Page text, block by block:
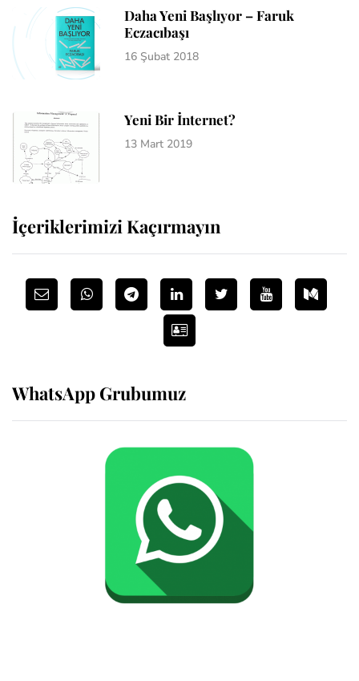
Daha Yeni Başlıyor – Faruk
Eczacıbaşı
16 Şubat 2018
Yeni Bir İnternet?
13 Mart 2019
İçeriklerimizi Kaçırmayın
WhatsApp Grubumuz